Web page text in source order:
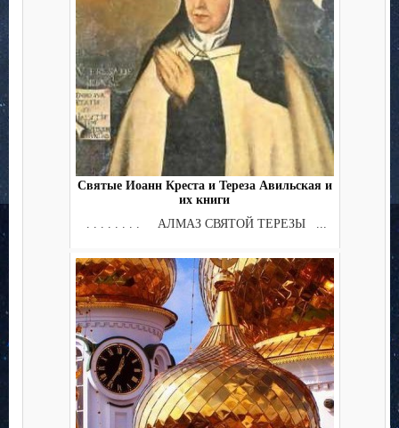
Святые Иоанн Креста и Тереза Авильская и
их книги
. . . . . . . . АЛМАЗ СВЯТОЙ ТЕРЕЗЫ ...